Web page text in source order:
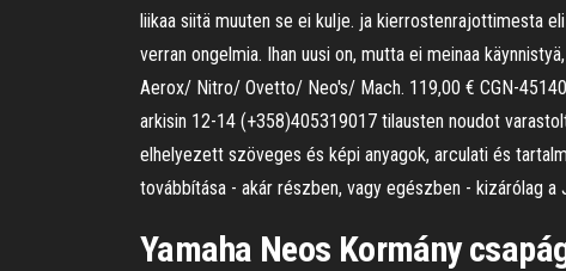
liikaa siitä muuten se ei kulje. ja kierrostenrajottimesta
verran ongelmia. Ihan uusi on, mutta ei meinaa
Aerox/ Nitro/ Ovetto/ Neo's/ Mach. 119,00 € CGN-
arkisin 12-14 (+358)405319017 tilausten noudot
elhelyezett szöveges és képi anyagok, arculati és
továbbítása - akár részben, vagy egészben - kizárólag
Yamaha Neos Kormány